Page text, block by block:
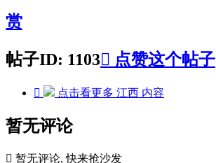
赏
帖子ID: 1103 点赞这个帖子
 点击看更多 江西 内容
暂无评论
 暂无评论, 快来抢沙发